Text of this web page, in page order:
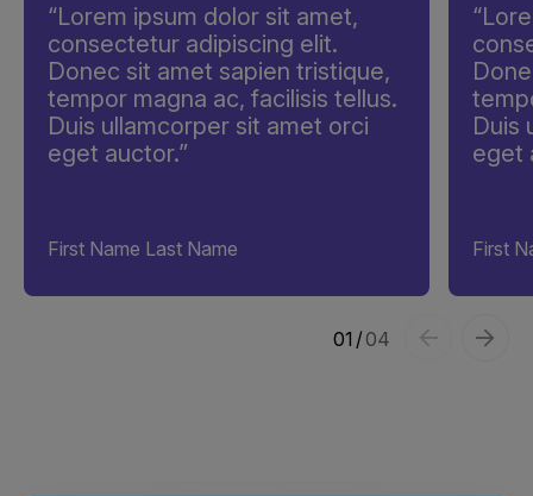
“Lorem ipsum dolor sit amet,
consectetur adipiscing elit.
Donec sit amet sapien tristique,
tempor magna ac, facilisis tellus.
Duis ullamcorper sit amet orci
eget auctor.”
First Name Last Name
Duis
eget
First
1 / 4